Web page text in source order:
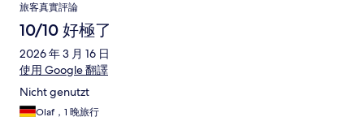
旅客真實評論
10/10 好極了
2026 年 3 月 16 日
使用 Google 翻譯
Nicht genutzt
Olaf，1 晚旅行